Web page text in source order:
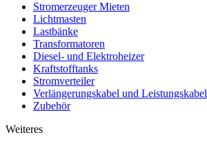
Stromerzeuger Mieten
Lichtmasten
Lastbänke
Transformatoren
Diesel- und Elektroheizer
Kraftstofftanks
Stromverteiler
Verlängerungskabel und Leistungskabel
Zubehör
Weiteres